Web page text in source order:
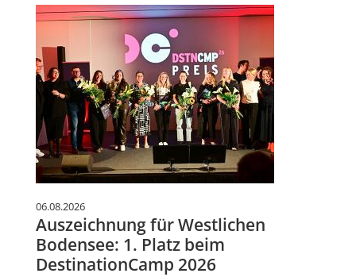
06.08.2026
Auszeichnung für Westlichen
Bodensee: 1. Platz beim
DestinationCamp 2026